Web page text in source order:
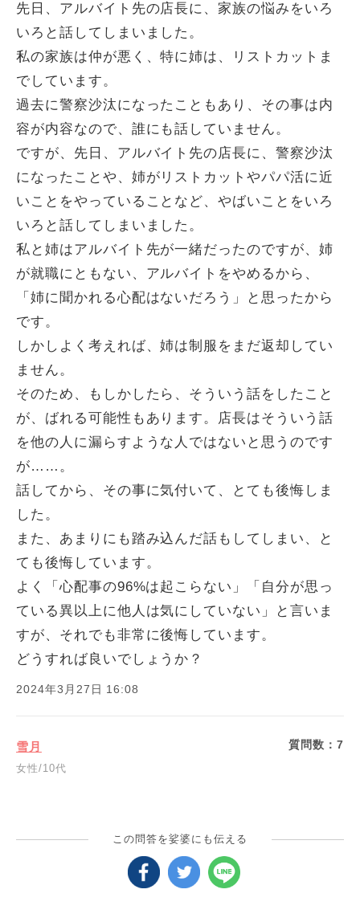
先日、アルバイト先の店長に、家族の悩みをいろ
いろと話してしまいました。
私の家族は仲が悪く、特に姉は、リストカットま
でしています。
過去に警察沙汰になったこともあり、その事は内
容が内容なので、誰にも話していません。
ですが、先日、アルバイト先の店長に、警察沙汰
になったことや、姉がリストカットやパパ活に近
いことをやっていることなど、やばいことをいろ
いろと話してしまいました。
私と姉はアルバイト先が一緒だったのですが、姉
が就職にともない、アルバイトをやめるから、
「姉に聞かれる心配はないだろう」と思ったから
です。
しかしよく考えれば、姉は制服をまだ返却してい
ません。
そのため、もしかしたら、そういう話をしたこと
が、ばれる可能性もあります。店長はそういう話
を他の人に漏らすような人ではないと思うのです
が……。
話してから、その事に気付いて、とても後悔しま
した。
また、あまりにも踏み込んだ話もしてしまい、と
ても後悔しています。
よく「心配事の96%は起こらない」「自分が思っ
ている異以上に他人は気にしていない」と言いま
すが、それでも非常に後悔しています。
どうすれば良いでしょうか？
2024年3月27日 16:08
雪月
女性/10代
質問数：7
この問答を娑婆にも伝える